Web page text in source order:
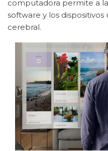
computadora permite a
software y los
cerebral.